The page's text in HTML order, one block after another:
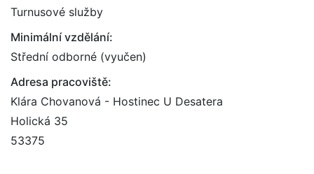
Turnusové služby
Minimální vzdělání:
Střední odborné (vyučen)
Adresa pracoviště:
Klára Chovanová - Hostinec U Desatera
Holická 35
53375